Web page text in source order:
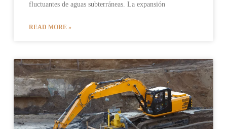
fluctuantes de aguas subterráneas. La expansión
READ MORE »